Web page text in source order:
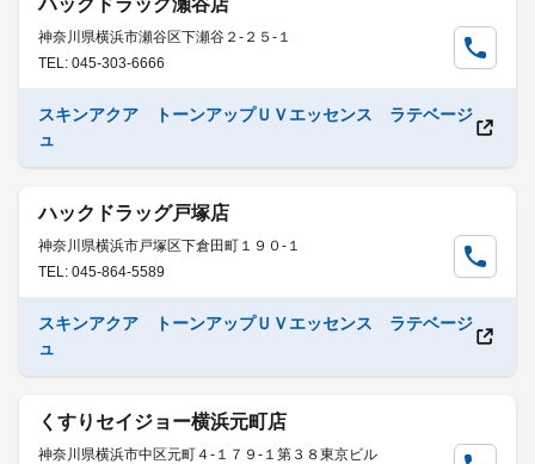
ハックドラッグ瀬谷店
神奈川県横浜市瀬谷区下瀬谷２-２５-１
TEL: 045-303-6666
スキンアクア トーンアップＵＶエッセンス ラテベージ
ュ
ハックドラッグ戸塚店
神奈川県横浜市戸塚区下倉田町１９０-１
TEL: 045-864-5589
スキンアクア トーンアップＵＶエッセンス ラテベージ
ュ
くすりセイジョー横浜元町店
神奈川県横浜市中区元町４-１７９-１第３８東京ビル